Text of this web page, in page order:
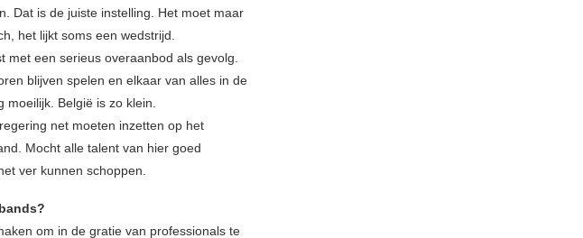
Dat is de juiste instelling. Het moet maar
het lijkt soms een wedstrijd.
met een serieus overaanbod als gevolg.
blijven spelen en elkaar van alles in de
moeilijk. België is zo klein.
net moeten inzetten op het
Mocht alle talent van hier goed
ver kunnen schoppen.
om in de gratie van professionals te